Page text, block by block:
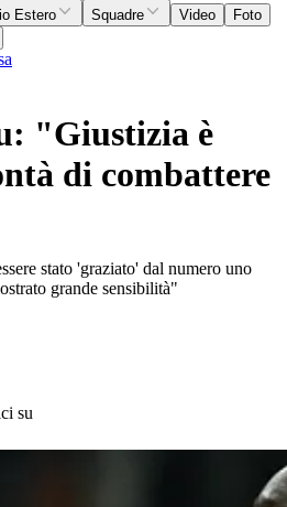
Estero Squadre Video
Foto
"Giustizia è
di combattere
stato 'graziato' dal numero uno
grande sensibilità"
su